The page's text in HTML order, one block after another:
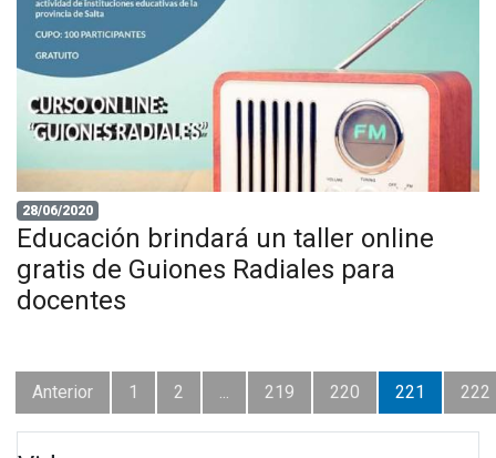
28/06/2020
Educación brindará un taller online
gratis de Guiones Radiales para
docentes
Anterior 1 2 ... 219 220 221 222